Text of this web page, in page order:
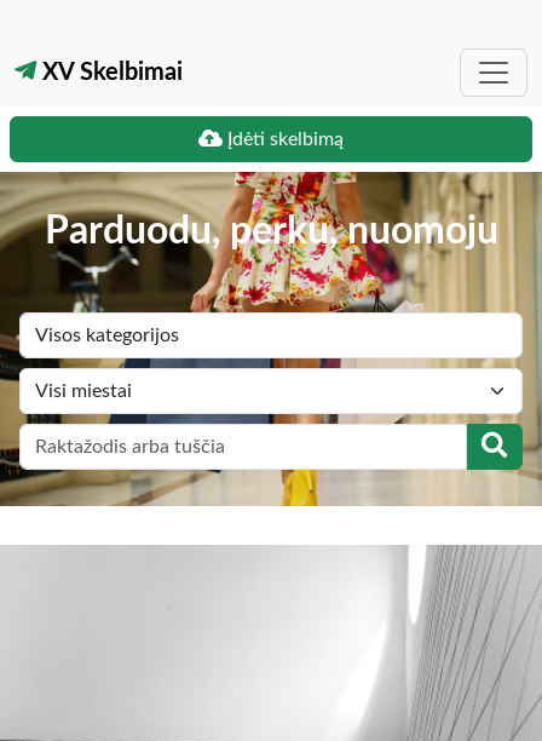
XV Skelbimai
Įdėti skelbimą
Parduodu, perku, nuomoju